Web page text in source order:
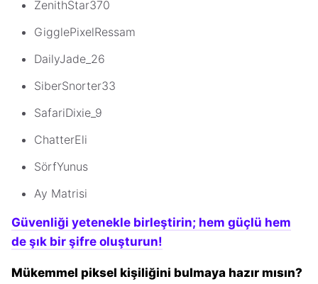
ZenithStar370
GigglePixelRessam
DailyJade_26
SiberSnorter33
SafariDixie_9
ChatterEli
SörfYunus
Ay Matrisi
Güvenliği yetenekle birleştirin; hem güçlü hem
de şık bir şifre oluşturun!
Mükemmel piksel kişiliğini bulmaya hazır mısın?